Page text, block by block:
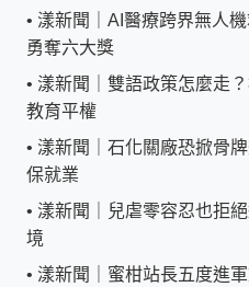
• 漾新聞｜AI醫療跨界無人
勇奪六大獎
• 漾新聞｜雙語政策怎麼走
教育平權
• 漾新聞｜石化關廠恐掀骨
保就業
• 漾新聞｜兒虐零容忍也拒
境
• 漾新聞｜蜜柑站長五度進